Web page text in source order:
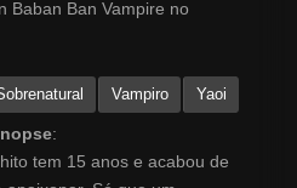
Baban Ban Vampire no
Vampiro Yaoi
:
tem 15 anos e acabou de